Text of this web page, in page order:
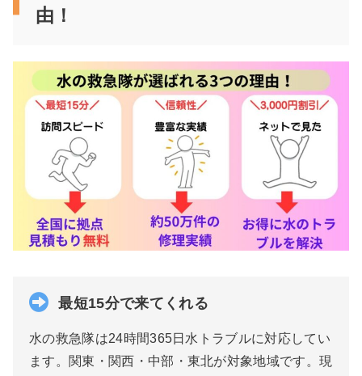
由！
最短15分で来てくれる
水の救急隊は24時間365日水トラブルに対応してい
ます。関東・関西・中部・東北が対象地域です。現